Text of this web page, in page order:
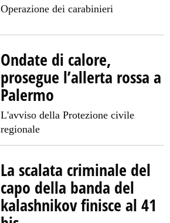
Operazione dei carabinieri
Ondate di calore,
prosegue l’allerta rossa a
Palermo
L'avviso della Protezione civile
regionale
La scalata criminale del
capo della banda del
kalashnikov finisce al 41